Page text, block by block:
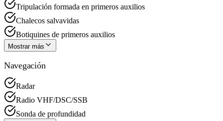
Tripulación formada en primeros auxilios
Chalecos salvavidas
Botiquines de primeros auxilios
Mostrar más
Navegación
Radar
Radio VHF/DSC/SSB
Sonda de profundidad